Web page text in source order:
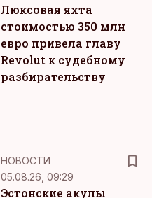
Люксовая яхта
стоимостью 350 млн
евро привела главу
Revolut к судебному
разбирательству
НОВОСТИ
05.08.26, 09:29
Эстонские акулы